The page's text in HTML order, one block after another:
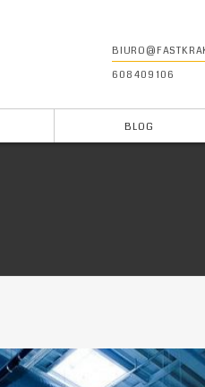
BLOG
608 409 106